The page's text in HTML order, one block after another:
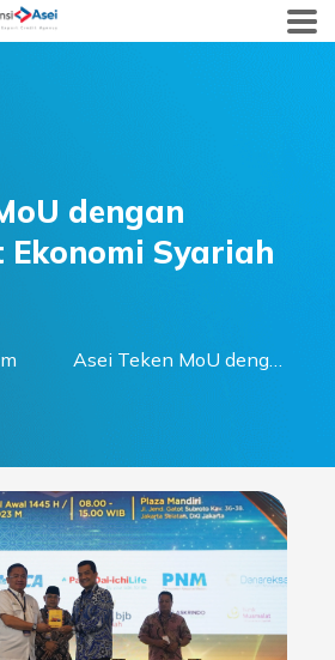
dengan
Syariah
Asei Teken MoU dengan